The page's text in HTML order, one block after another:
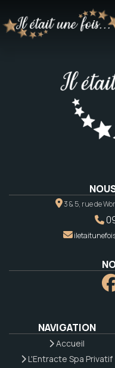
3 & 5, rue de
NAVIGATION
Accueil
L'Entracte Spa Privatif